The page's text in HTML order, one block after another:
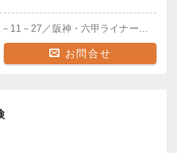
11－27 ／阪神・六甲ライナー 魚崎駅
お問合せ